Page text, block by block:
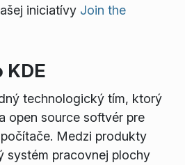
iniciatívy Join the
KDE
technologický tím, ktorý
open source softvér pre
Medzi produkty
systém pracovnej plochy